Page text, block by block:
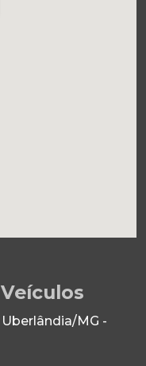
MG -